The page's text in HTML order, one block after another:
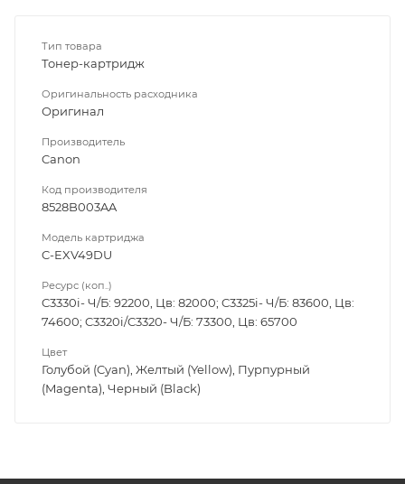
Тип товара
Тонер-картридж
Оригинальность расходника
Оригинал
Производитель
Canon
Код производителя
8528B003AA
Модель картриджа
C-EXV49DU
Ресурс (коп..)
C3330i- Ч/Б: 92200, Цв: 82000; C3325i- Ч/Б: 83600, Цв:
74600; C3320i/C3320- Ч/Б: 73300, Цв: 65700
Цвет
Голубой (Cyan), Желтый (Yellow), Пурпурный
(Magenta), Черный (Black)